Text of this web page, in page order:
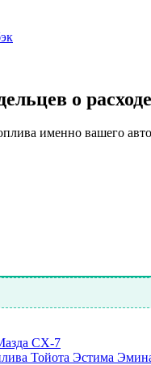
о расходе
именно вашего
СХ-7
Тойота Эстима